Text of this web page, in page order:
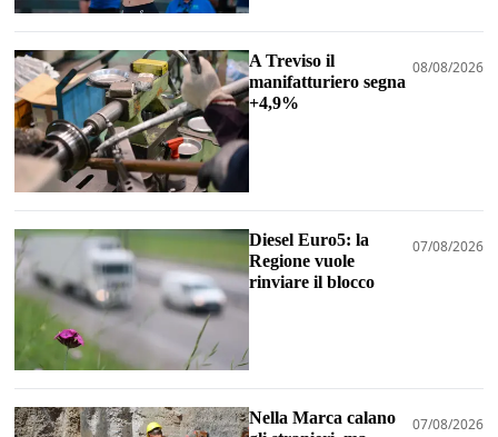
A Treviso il
manifatturiero segna
+4,9%
08/08/2026
Diesel Euro5: la
Regione vuole
rinviare il blocco
07/08/2026
Nella Marca calano
07/08/2026